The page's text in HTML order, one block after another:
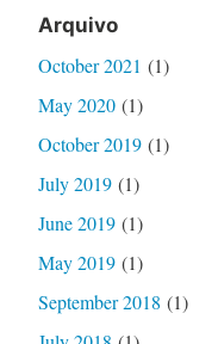
Arquivo
October 2021 (1)
May 2020(1)
October 2019(1)
July 2019(1)
June 2019(1)
May 2019(1)
September 2018 (1)